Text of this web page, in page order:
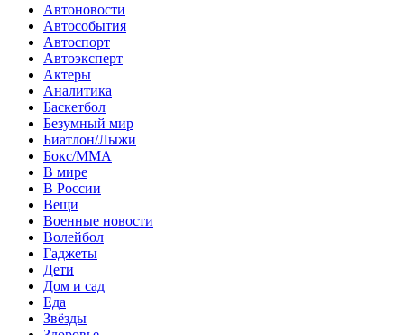
Автоновости
Автособытия
Автоспорт
Автоэксперт
Актеры
Аналитика
Баскетбол
Безумный мир
Биатлон/Лыжи
Бокс/MMA
В мире
В России
Вещи
Военные новости
Волейбол
Гаджеты
Дети
Дом и сад
Еда
Звёзды